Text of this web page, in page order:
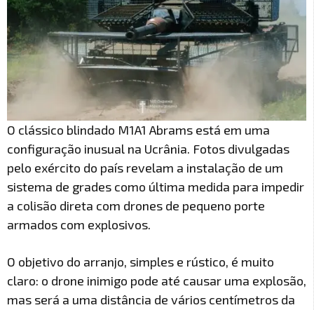
O clássico blindado M1A1 Abrams está em uma
configuração inusual na Ucrânia. Fotos divulgadas
pelo exército do país revelam a instalação de um
sistema de grades como última medida para impedir
a colisão direta com drones de pequeno porte
armados com explosivos.
O objetivo do arranjo, simples e rústico, é muito
claro: o drone inimigo pode até causar uma explosão,
mas será a uma distância de vários centímetros da